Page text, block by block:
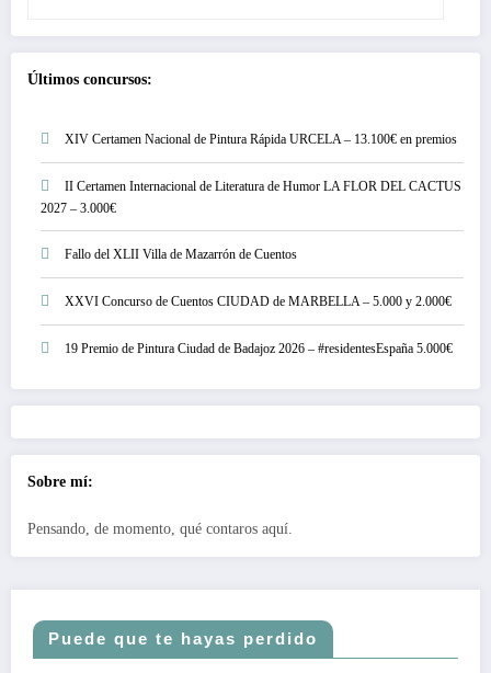
Últimos concursos:
XIV Certamen Nacional de Pintura Rápida URCELA – 13.100€ en premios
II Certamen Internacional de Literatura de Humor LA FLOR DEL CACTUS
2027 – 3.000€
Fallo del XLII Villa de Mazarrón de Cuentos
XXVI Concurso de Cuentos CIUDAD de MARBELLA – 5.000 y 2.000€
19 Premio de Pintura Ciudad de Badajoz 2026 – #residentesEspaña 5.000€
Sobre mí:
Pensando, de momento, qué contaros aquí.
Puede que te hayas perdido